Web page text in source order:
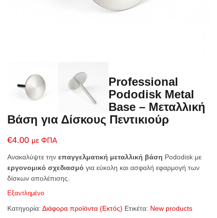
Professional
Pododisk Metal
Base – Μεταλλική
Βάση για Δίσκους Πεντικιούρ
€4.00 με ΦΠΑ
Ανακαλύψτε την επαγγελματική μεταλλική βάση Pododisk με
εργονομικό σχεδιασμό για εύκολη και ασφαλή εφαρμογή των
δίσκων απολέπισης.
Εξαντλημένο
Κατηγορία: Διάφορα προϊόντα (Εκτός) Ετικέτα: New products